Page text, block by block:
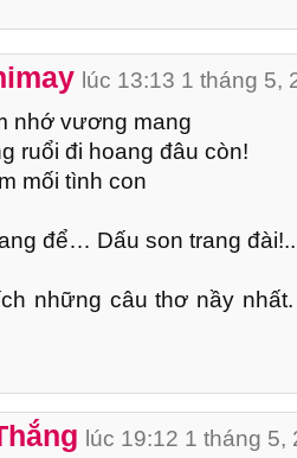
lúc 13:13 1 tháng 5,
nhớ vương mang
ruổi đi hoang đâu còn!
mối tình con
để… Dấu son trang
những câu thơ nầy
lúc 19:12 1 tháng 5,